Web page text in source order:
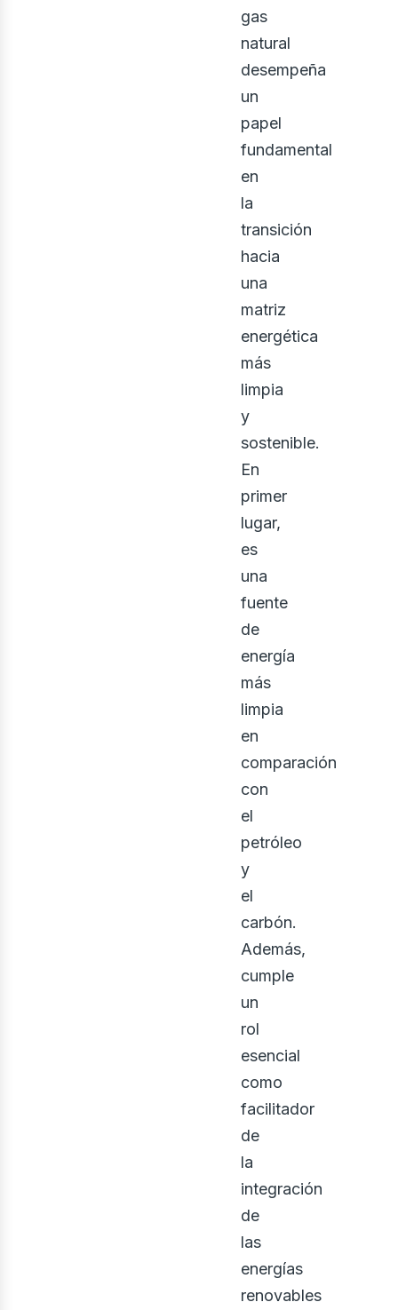
gas
natural
desempeña
un
papel
fundamental
en
la
transición
hacia
una
matriz
energética
más
limpia
y
sostenible.
En
primer
lugar,
es
una
fuente
de
energía
más
limpia
en
comparación
con
el
petróleo
y
el
carbón.
Además,
cumple
un
rol
esencial
como
facilitador
de
la
integración
de
las
energías
renovables